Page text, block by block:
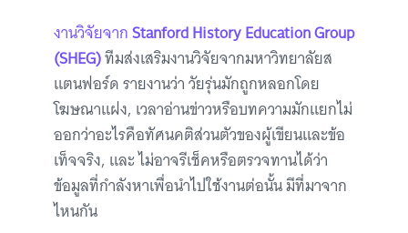
งานวิจัยจากStanford History Education Group
(SHEG)ทีมส่งเสริมงานวิจัยจากมหาวิทยาลัยส
แตนฟอร์ด รายงานว่า วัยรุ่นมักถูกหลอกโดย
โฆษณาแฝง, เวลาอ่านข่าวหรือบทความมักแยกไม่
ออกว่าอะไรคือทัศนคติส่วนตัวของผู้เขียนและข้อ
เท็จจริง, และ ไม่อาจรีเช็คหรือตรวจทานได้ว่า
ข้อมูลที่กำลังหาเพื่อนำไปใช้งานต่อนั้น มีที่มาจาก
ไหนกัน